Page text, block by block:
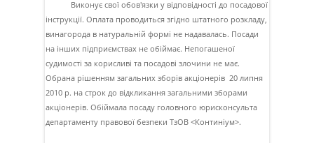
Виконує свої обов'язки у вiдповiдностi до посадової
iнструкцiї. Оплата проводиться згiдно штатного розкладу,
винагорода в натуральнiй формi не надавалась. Посади
на iнших пiдприємствах не обiймає. Непогашеної
судимостi за корисливi та посадовi злочини не має.
Обрана рiшенням загальних зборiв акцiонерiв 20 липня
2010 р. на строк до вiдкликання загальними зборами
акцiонерiв. Обiймала посаду головного юрисконсульта
департаменту правової безпеки ТзОВ <Континiум>.